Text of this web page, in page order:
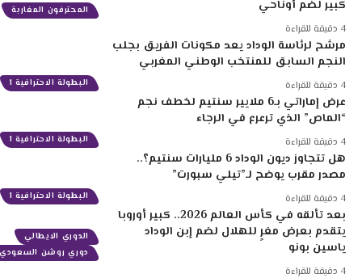
المحترفون المغاربة
كبير لضم أوناحي
البطولة الاحترافية 1
مرشح لرئاسة الوداد يعد مكونات الفريق بجلب
النجم السابق للمنتخب الوطني المغربي
البطولة الاحترافية 1
عرض إماراتي بـ6 ملايير سنتيم لخطف نجم
“الماص” الذي ترعرع في الرجاء
البطولة الاحترافية 1
هل تتجاوز ديون الوداد 6 مليارات سنتيم؟..
مصدر مقرب يوضح لـ”تيلي سبورت”
الدوري الايطالي
دوري روشن السعودي
بعد تألقه في كأس العالم 2026.. كبير أوروبا
يتقدم بعرض مغرٍ للهلال لضم إبن الوداد
ياسين بونو